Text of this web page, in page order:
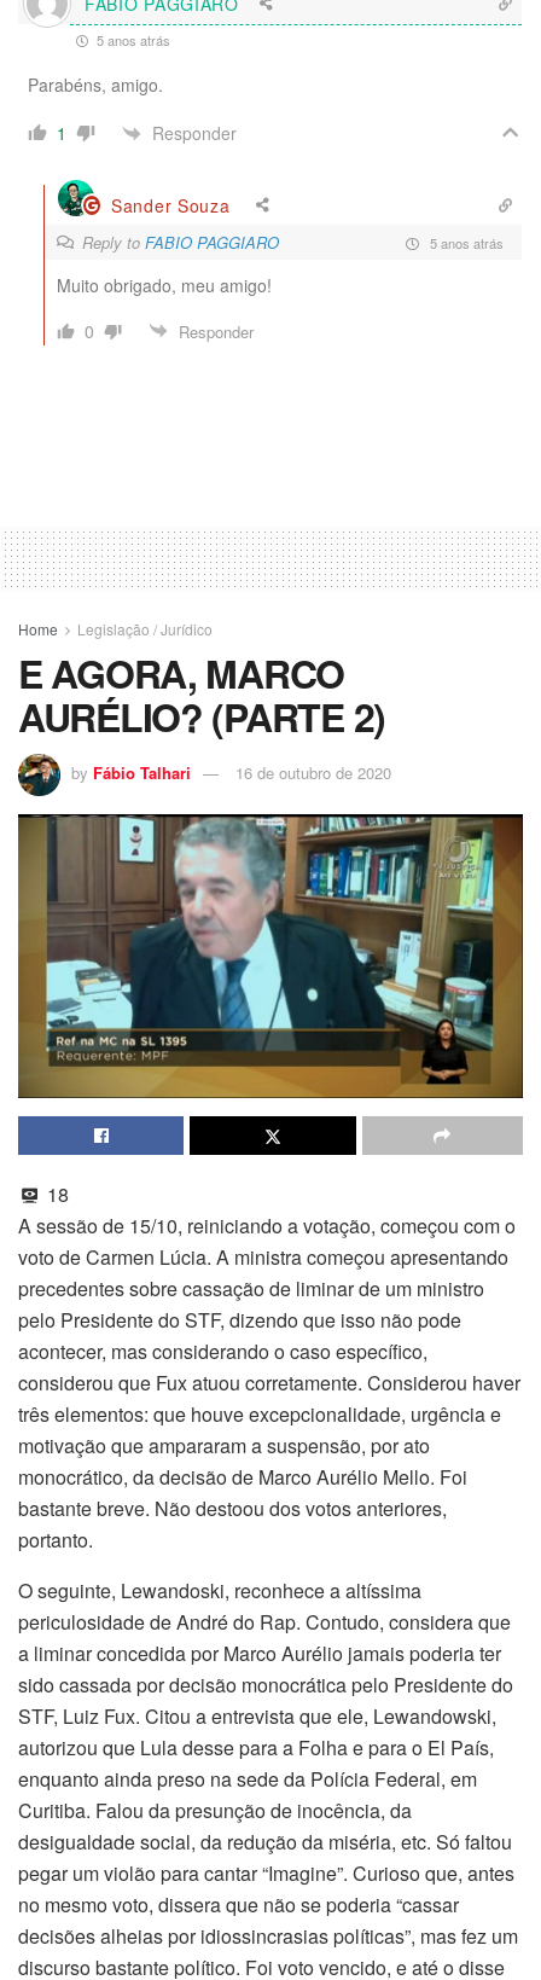
5 anos atrás
Parabéns, amigo.
1
Responder
Sander Souza
Reply to FABIO PAGGIARO 5 anos atrás
Muito obrigado, meu amigo!
0
Responder
Home Legislação / Jurídico
E AGORA, MARCO
AURÉLIO? (PARTE 2)
by Fábio Talhari 16 de outubro de 2020
18
A sessão de 15/10, reiniciando a votação, começou com o
voto de Carmen Lúcia. A ministra começou apresentando
precedentes sobre cassação de liminar de um ministro
pelo Presidente do STF, dizendo que isso não pode
acontecer, mas considerando o caso específico,
considerou que Fux atuou corretamente. Considerou haver
três elementos: que houve excepcionalidade, urgência e
motivação que ampararam a suspensão, por ato
monocrático, da decisão de Marco Aurélio Mello. Foi
bastante breve. Não destoou dos votos anteriores,
portanto.
O seguinte, Lewandoski, reconhece a altíssima
periculosidade de André do Rap. Contudo, considera que
a liminar concedida por Marco Aurélio jamais poderia ter
sido cassada por decisão monocrática pelo Presidente do
STF, Luiz Fux. Citou a entrevista que ele, Lewandowski,
autorizou que Lula desse para a Folha e para o El País,
enquanto ainda preso na sede da Polícia Federal, em
Curitiba. Falou da presunção de inocência, da
desigualdade social, da redução da miséria, etc. Só faltou
pegar um violão para cantar “Imagine”. Curioso que, antes
no mesmo voto, dissera que não se poderia “cassar
decisões alheias por idiossincrasias políticas”, mas fez um
discurso bastante político. Foi voto vencido, e até o disse